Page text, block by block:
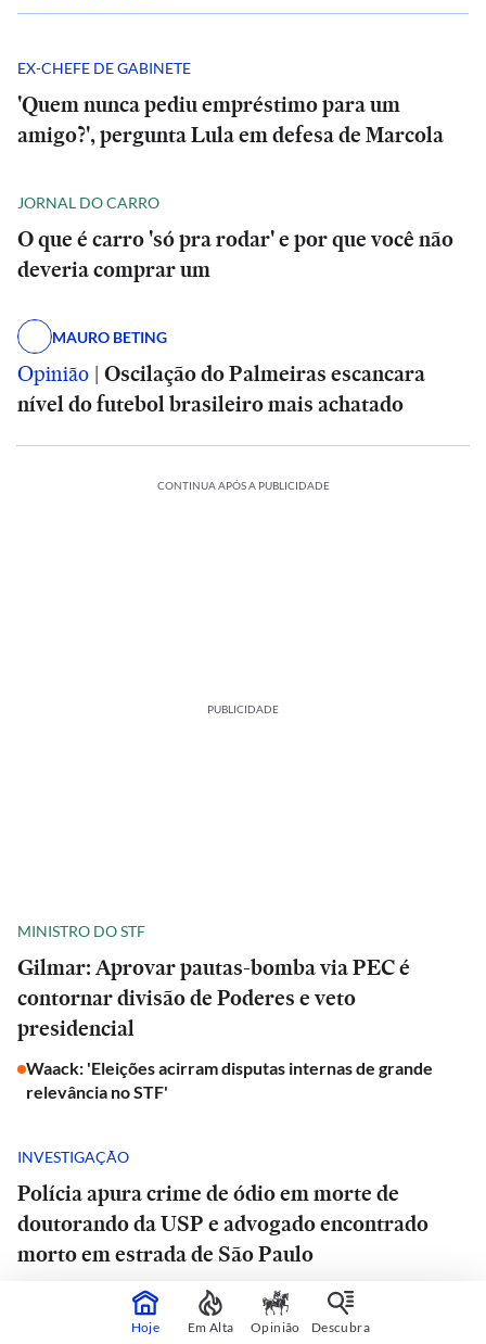
EX-CHEFE DE GABINETE
'Quem nunca pediu empréstimo para um
amigo?', pergunta Lula em defesa de Marcola
JORNAL DO CARRO
O que é carro 'só pra rodar' e por que você não
deveria comprar um
MAURO BETING
Opinião | Oscilação do Palmeiras escancara
nível do futebol brasileiro mais achatado
CONTINUA APÓS A PUBLICIDADE
PUBLICIDADE
MINISTRO DO STF
Gilmar: Aprovar pautas-bomba via PEC é
contornar divisão de Poderes e veto
presidencial
Waack: 'Eleições acirram disputas internas de grande
relevância no STF'
INVESTIGAÇÃO
Polícia apura crime de ódio em morte de
doutorando da USP e advogado encontrado
morto em estrada de São Paulo
Quem era o advogado achado morto
Hoje Em Alta Opinião Descubra